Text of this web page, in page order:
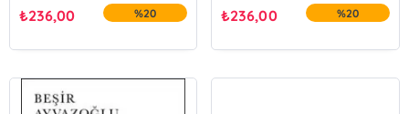
₺236,00 %20 ₺236,00 %20